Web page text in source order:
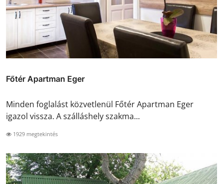
Főtér Apartman Eger
Minden foglalást közvetlenül Főtér Apartman Eger
igazol vissza. A szálláshely szakma...
1929 megtekintés